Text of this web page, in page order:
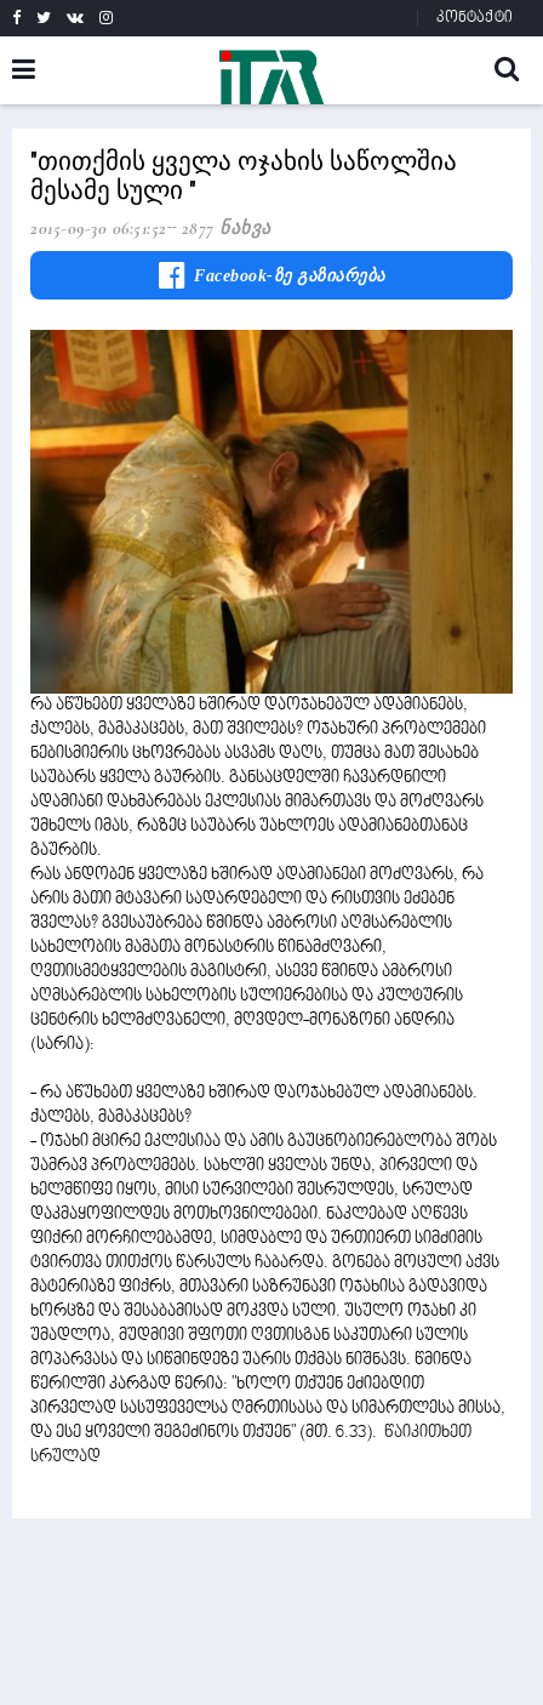
კონტაქტი
"თითქმის ყველა ოჯახის საწოლშია
მესამე სული "
2015-09-30 06:51:52 2877 Ნახვა
Facebook-Ზე Გაზიარება
რა აწუხებთ ყველაზე ხშირად დაოჯახებულ ადამიანებს,
ქალებს, მამაკაცებს, მათ შვილებს? ოჯახური პრობლემები
ნებისმიერის ცხოვრებას ასვამს დაღს, თუმცა მათ შესახებ
საუბარს ყველა გაურბის. განსაცდელში ჩავარდნილი
ადამიანი დახმარებას ეკლესიას მიმართავს და მოძღვარს
უმხელს იმას, რაზეც საუბარს უახლოეს ადამიანებთანაც
გაურბის.
რას ანდობენ ყველაზე ხშირად ადამიანები მოძღვარს, რა
არის მათი მტავარი სადარდებელი და რისთვის ეძებენ
შველას? გვესაუბრება წმინდა ამბროსი აღმსარებლის
სახელობის მამათა მონასტრის წინამძღვარი,
ღვთისმეტყველების მაგისტრი, ასევე წმინდა ამბროსი
აღმსარებლის სახელობის სულიერებისა და კულტურის
ცენტრის ხელმძღვანელი, მღვდელ-მონაზონი ანდრია
(სარია):
- რა აწუხებთ ყველაზე ხშირად დაოჯახებულ ადამიანებს.
ქალებს, მამაკაცებს?
- ოჯახი მცირე ეკლესიაა და ამის გაუცნობიერებლობა შობს
უამრავ პრობლემებს. სახლში ყველას უნდა, პირველი და
ხელმწიფე იყოს, მისი სურვილები შესრულდეს, სრულად
დაკმაყოფილდეს მოთხოვნილებები. ნაკლებად აღწევს
ფიქრი მორჩილებამდე, სიმდაბლე და ურთიერთ სიმძიმის
ტვირთვა თითქოს წარსულს ჩაბარდა. გონება მოცული აქვს
მატერიაზე ფიქრს, მთავარი საზრუნავი ოჯახისა გადავიდა
ხორცზე და შესაბამისად მოკვდა სული. უსულო ოჯახი კი
უმადლოა, მუდმივი შფოთი ღვთისგან საკუთარი სულის
მოპარვასა და სიწმინდეზე უარის თქმას ნიშნავს. წმინდა
წერილში კარგად წერია: "ხოლო თქუენ ეძიებდით
პირველად სასუფეველსა ღმრთისასა და სიმართლესა მისსა,
და ესე ყოველი შეგეძინოს თქუენ" (მთ. 6.33). წაიკითხეთ
სრულად